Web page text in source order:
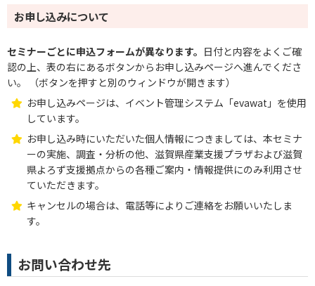
お申し込みについて
セミナーごとに申込フォームが異なります。 日付と内容をよくご確
認の上、表の右にあるボタンからお申し込みページへ進んでくださ
い。 （ボタンを押すと別のウィンドウが開きます）
お申し込みページは、イベント管理システム「evawat」を使用
しています。
お申し込み時にいただいた個人情報につきましては、本セミナ
ーの実施、調査・分析の他、滋賀県産業支援プラザおよび滋賀
県よろず支援拠点からの各種ご案内・情報提供にのみ利用させ
ていただきます。
キャンセルの場合は、電話等によりご連絡をお願いいたしま
す。
お問い合わせ先